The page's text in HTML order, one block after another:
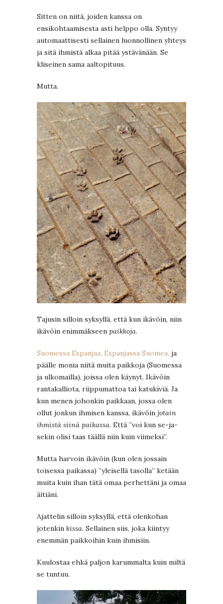
Sitten on niitä, joiden kanssa on
ensikohtaamisesta asti helppo olla. Syntyy
automaattisesti sellainen luonnollinen yhteys
ja sitä ihmistä alkaa pitää ystävänään. Se
kliseinen sama aaltopituus.
Mutta.
Tajusin silloin syksyllä, että kun ikävöin, niin
ikävöin enimmäkseen paikkoja.
Suomessa Espanjaa, Espanjassa Suomea, ja
päälle monia niitä muita paikkoja (Suomessa
ja ulkomailla), joissa olen käynyt. Ikävöin
rantakalliota, riippumattoa tai katukiviä. Ja
kun menen johonkin paikkaan, jossa olen
ollut jonkun ihmisen kanssa, ikävöin jotain
ihmistä siinä paikassa. Että ”voi kun se-ja-
sekin olisi taas täällä niin kuin viimeksi”.
Mutta harvoin ikävöin (kun olen jossain
toisessa paikassa) ”yleisellä tasolla” ketään
muita kuin ihan tätä omaa perhettäni ja omaa
äitiäni.
Ajattelin silloin syksyllä, että olenkohan
jotenkin kissa. Sellainen siis, joka kiintyy
enemmän paikkoihin kuin ihmisiin.
Kuulostaa ehkä paljon karummalta kuin miltä
se tuntuu.